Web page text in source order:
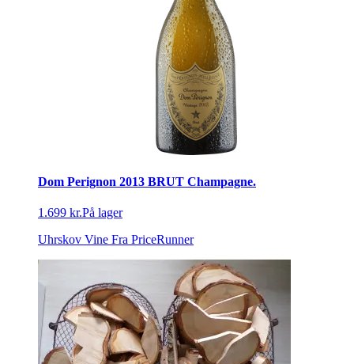
Dom Perignon 2013 BRUT Champagne.
1.699 kr.På lager
Uhrskov Vine Fra PriceRunner